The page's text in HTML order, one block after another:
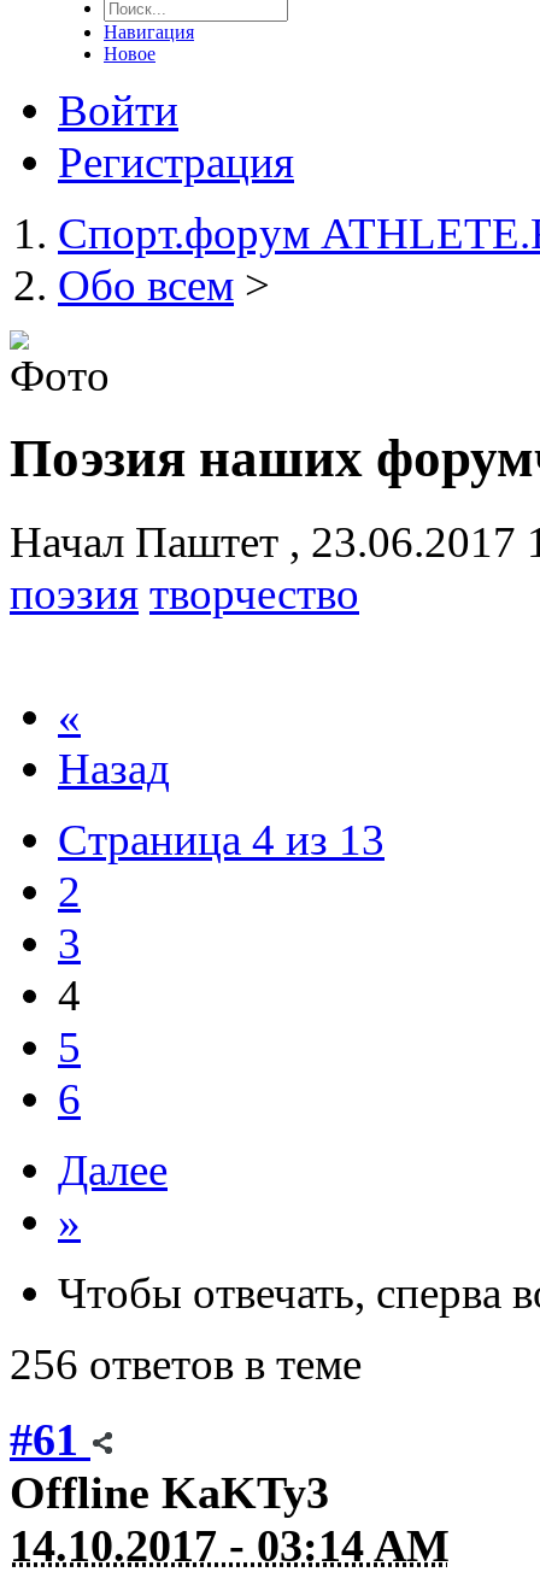
Навигация
Новое
Войти
Регистрация
Спорт.форум
Обо всем >
Поэзия наших
Начал Паштет , 23.06.2017
поэзия творчество
«
Назад
Страница 4 из 13
2
3
4
5
6
Далее
»
Чтобы отвечать, сперва
256 ответов в теме
#61
Offline KaKTy3
14.10.2017 - 03:14 AM